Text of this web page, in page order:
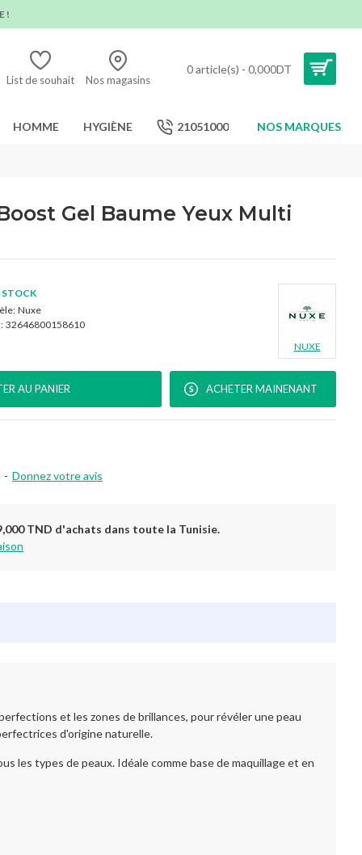
!
List de souhait Nos magasins
0 article(s) - 0,000DT
HOMME HYGIÈNE 21051000 NOS MARQUES
Gel Baume Yeux Multi
- Donnez votre avis
STOCK
Nuxe
32646800158610
NUXE
AU PANIER ACHETER MAINENANT
TND d'achats dans toute la Tunisie.
et les zones de brillances, pour révéler une peau
d'origine naturelle.
les types de peaux. Idéale comme base de maquillage et en